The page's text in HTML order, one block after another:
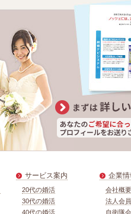
サービス案内
20代の婚活
30代の婚活
40代の婚活
企業情
会社概要
法人会
自衛隊